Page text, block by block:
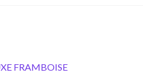
FRAMBOISE